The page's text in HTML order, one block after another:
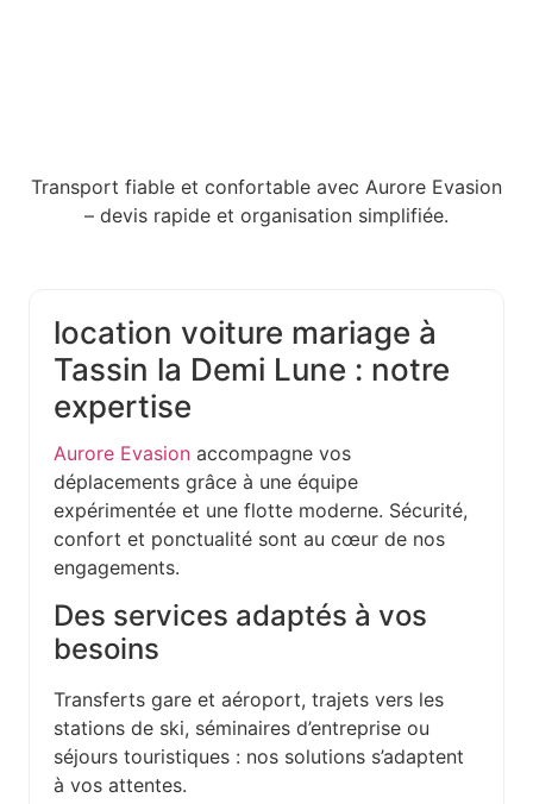
Transport fiable et confortable avec Aurore Evasion
– devis rapide et organisation simplifiée.
location voiture mariage à
Tassin la Demi Lune : notre
expertise
Aurore Evasion accompagne vos
déplacements grâce à une équipe
expérimentée et une flotte moderne. Sécurité,
confort et ponctualité sont au cœur de nos
engagements.
Des services adaptés à vos
besoins
Transferts gare et aéroport, trajets vers les
stations de ski, séminaires d’entreprise ou
séjours touristiques : nos solutions s’adaptent
à vos attentes.